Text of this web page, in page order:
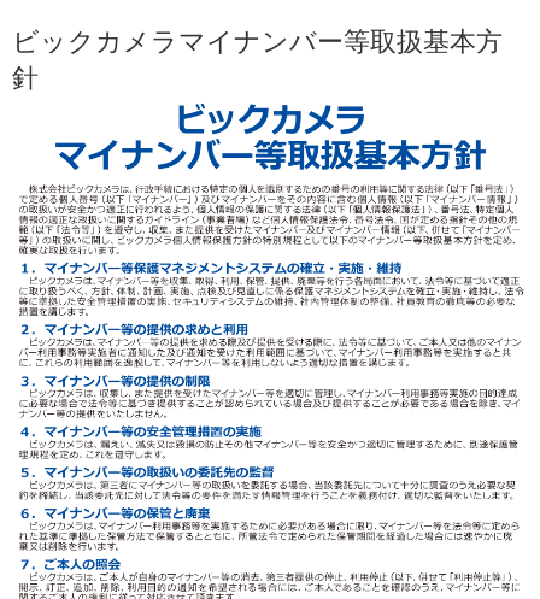
ビックカメラマイナンバー等取扱基本方
針